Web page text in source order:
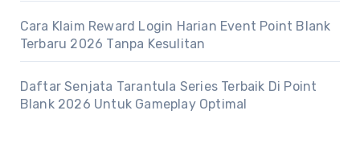
Cara Klaim Reward Login Harian Event Point Blank
Terbaru 2026 Tanpa Kesulitan
Daftar Senjata Tarantula Series Terbaik Di Point
Blank 2026 Untuk Gameplay Optimal